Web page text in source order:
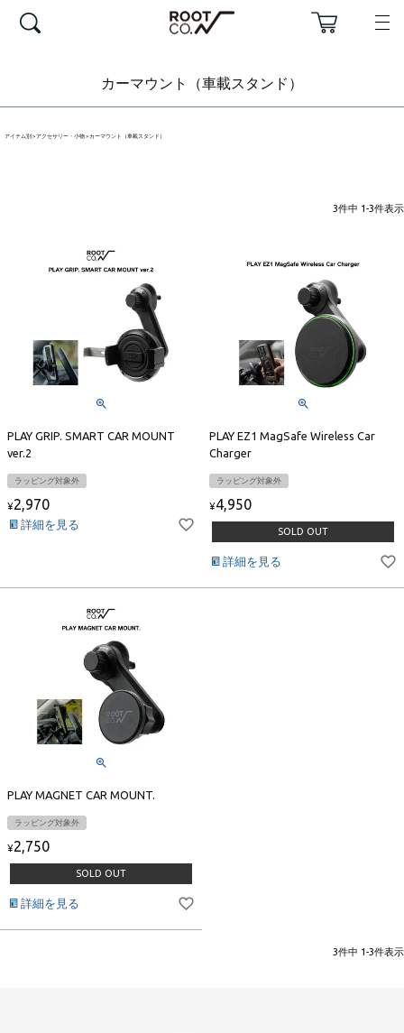
カーマウント（車載スタンド）
アイテム別 アクセサリー・小物 カーマウント（車載スタンド）
3件中 1-3件表示
PLAY GRIP. SMART CAR MOUNT
ver.2
ラッピング対象外
¥2,970
詳細を見る
PLAY EZ1 MagSafe Wireless Car
Charger
ラッピング対象外
¥4,950
SOLD OUT
詳細を見る
PLAY MAGNET CAR MOUNT.
ラッピング対象外
¥2,750
SOLD OUT
詳細を見る
3件中 1-3件表示